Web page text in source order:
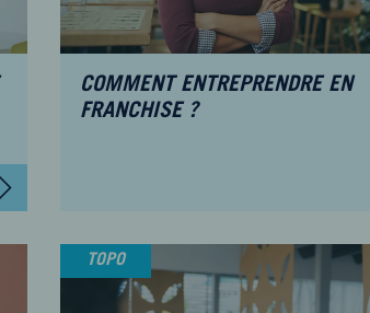
COMMENT ENTREPRENDRE EN
FRANCHISE ?
TOPO